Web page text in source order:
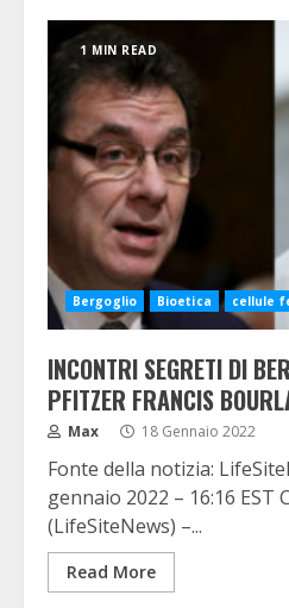
1 MIN READ
Bergoglio Bioetica cellule
INCONTRI SEGRETI DI
PFITZER FRANCIS
Max 18 Gennaio 2022
Fonte della notizia:
gennaio 2022 – 16:16 EST
(LifeSiteNews) –...
Read More